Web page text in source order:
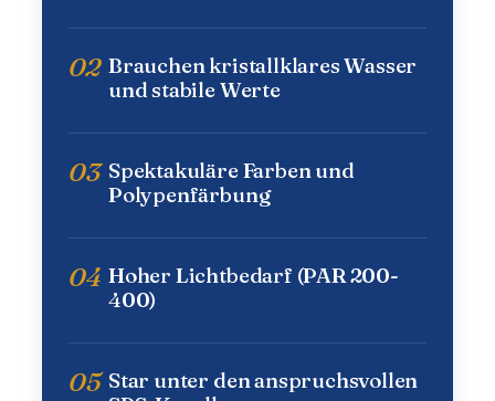
02 Brauchen kristallklares Wasser
und stabile Werte
03 Spektakuläre Farben und
Polypenfärbung
04 Hoher Lichtbedarf (PAR 200-
400)
05 Star unter den anspruchsvollen